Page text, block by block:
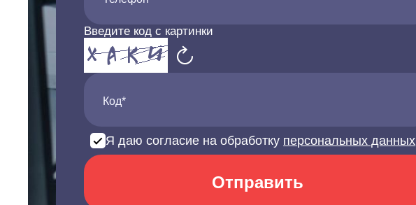
Введите код с картинки
Код*
Я даю согласие на обработку персональных данных
Отправить